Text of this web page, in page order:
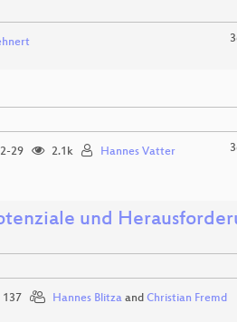
29 2.1k Hannes Vatter
und
137 Hannes Blitzaand Christian Fremd